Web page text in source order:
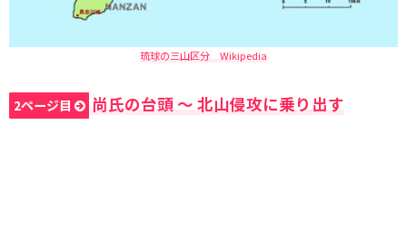
琉球の三山区分 Wikipedia
2ページ目 尚氏の台頭 〜 北山侵攻に乗り出す